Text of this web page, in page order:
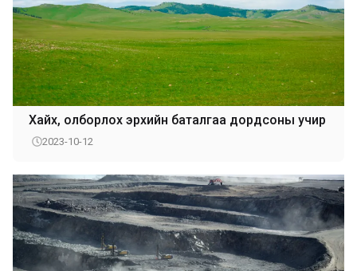
Хайх, олборлох эрхийн баталгаа дордсоны учир
2023-10-12